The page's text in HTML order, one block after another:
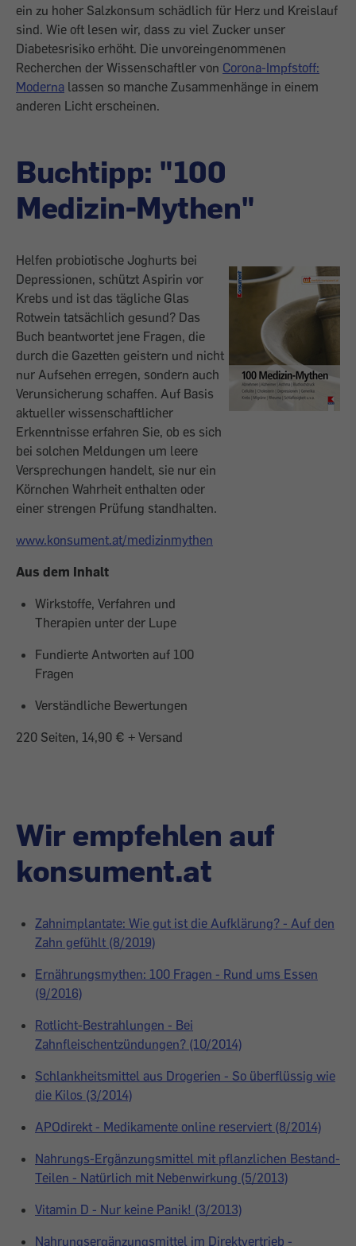
ein zu hoher Salzkonsum schädlich für Herz und Kreislauf
sind. Wie oft ­lesen wir, dass zu viel Zucker unser
Diabetes­risiko erhöht. Die unvorein­ge­nom­menen
Recherchen der Wissenschaftler von Corona-Impfstoff:
Moderna lassen so manche ­Zusammenhänge in einem
anderen Licht erscheinen.
Buchtipp: "100
Medizin-Mythen"
Helfen probiotische Joghurts bei
Depressionen, schützt Aspirin vor
Krebs und ist das tägliche Glas
Rotwein tatsächlich gesund? Das
Buch beantwortet jene Fragen, die
durch die Gazetten geistern und nicht
nur Aufsehen erregen, sondern auch
Verunsicherung schaffen. Auf Basis
aktueller wissenschaftlicher
Erkenntnisse erfahren Sie, ob es sich
bei solchen Meldungen um leere
Versprechungen handelt, sie nur ein
Körnchen Wahrheit enthalten oder
einer strengen Prüfung standhalten.
www.konsument.at/medizinmythen
Aus dem Inhalt
Wirkstoffe, Verfahren und
Therapien unter der Lupe
Fundierte Antworten auf 100
Fragen
Verständliche Bewertungen
220 Seiten, 14,90 € + Versand
Wir empfehlen auf
konsument.at
Zahnimplantate: Wie gut ist die Aufklärung? - Auf den
Zahn gefühlt (8/2019)
Ernährungsmythen: 100 Fragen - Rund ums Essen
(9/2016)
Rotlicht-Bestrahlungen - Bei
Zahnfleischentzündungen? (10/2014)
Schlankheitsmittel aus Drogerien - So überflüssig wie
die Kilos (3/2014)
APOdirekt - Medikamente online reserviert (8/2014)
Nahrungs-Ergänzungsmittel mit pflanzlichen Bestand-
Teilen - Natürlich mit Nebenwirkung (5/2013)
Vitamin D - Nur keine Panik! (3/2013)
Nahrungsergänzungsmittel im Direktvertrieb -